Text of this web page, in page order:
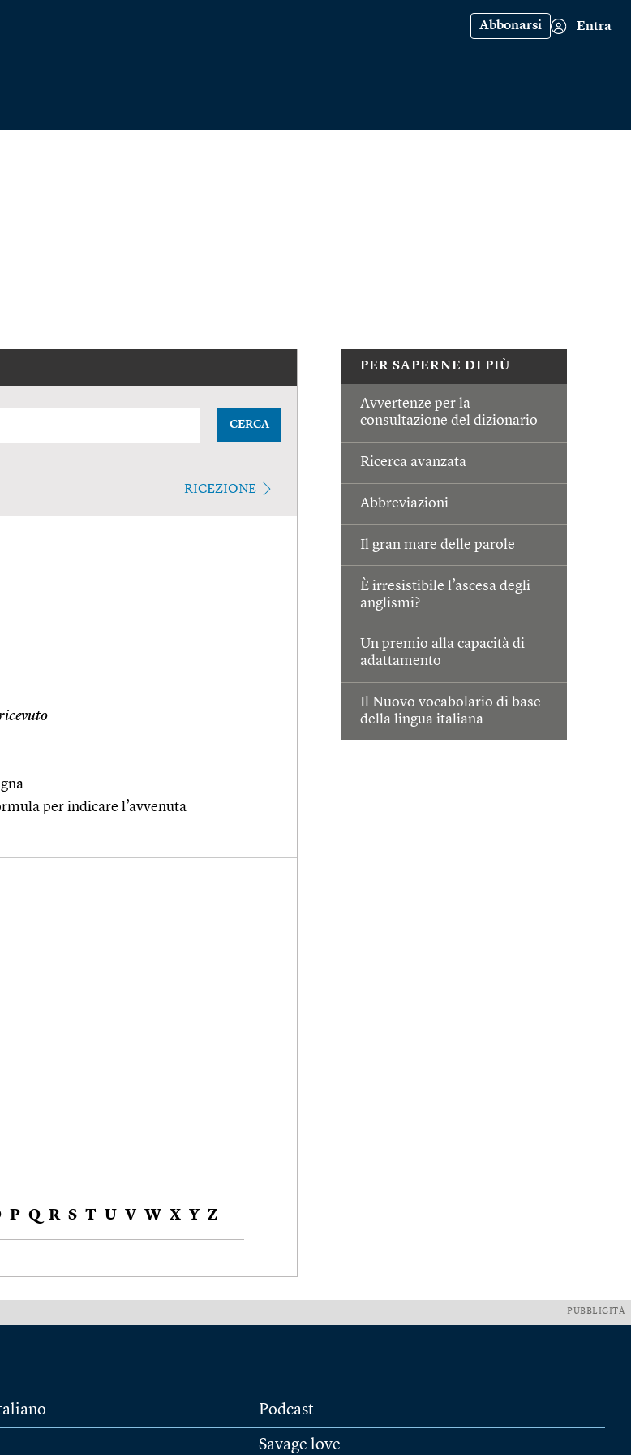
Abbonarsi Entra
PER SAPERNE DI PIÙ
Avvertenze per la
consultazione del dizionario
Ricerca avanzata
Abbreviazioni
Il gran mare delle parole
È irresistibile l’ascesa degli
anglismi?
Un premio alla capacità di
adattamento
Il Nuovo vocabolario di base
della lingua italiana
CERCA
RICEZIONE
per indicare l’avvenuta
P Q R S T U V W X Y Z
PUBBLICITÀ
Podcast
Savage love